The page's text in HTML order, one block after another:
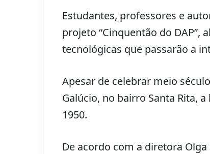
Estudantes, professores e
projeto “Cinquentão do DAP”,
tecnológicas que passarão a
Apesar de celebrar meio
Galúcio, no bairro Santa Rita,
1950.
De acordo com a diretora